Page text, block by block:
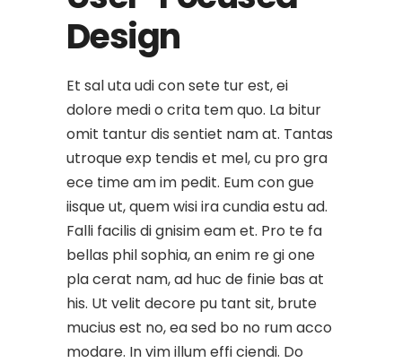
Design
Et sal uta udi con sete tur est, ei
dolore medi o crita tem quo. La bitur
omit tantur dis sentiet nam at. Tantas
utroque exp tendis et mel, cu pro gra
ece time am im pedit. Eum con gue
iisque ut, quem wisi ira cundia estu ad.
Falli facilis di gnisim eam et. Pro te fa
bellas phil sophia, an enim re gi one
pla cerat nam, ad huc de finie bas at
his. Ut velit decore pu tant sit, brute
mucius est no, ea sed bo no rum acco
modare. In vim illum effi ciendi. Do